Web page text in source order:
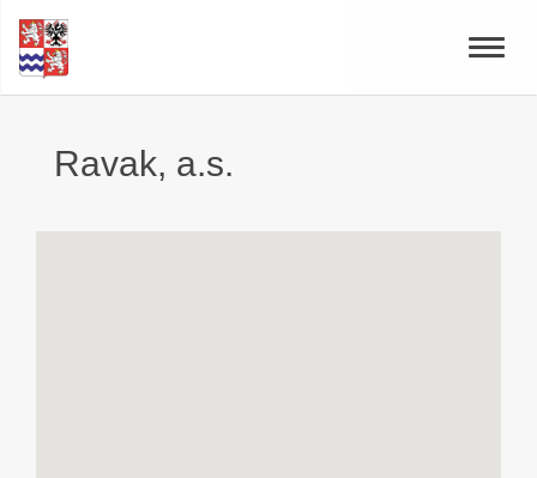
Toggle
Ravak, a.s.